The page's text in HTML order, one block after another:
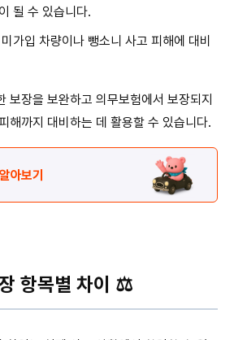
될 수 있습니다.
가입 차량이나 뺑소니 사고 피해에 대비
보장을 보완하고 의무보험에서 보장되지
해까지 대비하는 데 활용할 수 있습니다.
아보기
항목별 차이 ⚖️